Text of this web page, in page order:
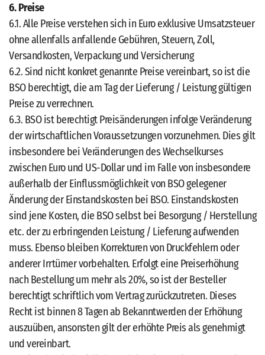
6. Preise
6.1. Alle Preise verstehen sich in Euro exklusive Umsatzsteuer
ohne allenfalls anfallende Gebühren, Steuern, Zoll,
Versandkosten, Verpackung und Versicherung
6.2. Sind nicht konkret genannte Preise vereinbart, so ist die
BSO berechtigt, die am Tag der Lieferung / Leistung gültigen
Preise zu verrechnen.
6.3. BSO ist berechtigt Preisänderungen infolge Veränderung
der wirtschaftlichen Voraussetzungen vorzunehmen. Dies gilt
insbesondere bei Veränderungen des Wechselkurses
zwischen Euro und US-Dollar und im Falle von insbesondere
außerhalb der Einflussmöglichkeit von BSO gelegener
Änderung der Einstandskosten bei BSO. Einstandskosten
sind jene Kosten, die BSO selbst bei Besorgung / Herstellung
etc. der zu erbringenden Leistung / Lieferung aufwenden
muss. Ebenso bleiben Korrekturen von Druckfehlern oder
anderer Irrtümer vorbehalten. Erfolgt eine Preiserhöhung
nach Bestellung um mehr als 20%, so ist der Besteller
berechtigt schriftlich vom Vertrag zurückzutreten. Dieses
Recht ist binnen 8 Tagen ab Bekanntwerden der Erhöhung
auszuüben, ansonsten gilt der erhöhte Preis als genehmigt
und vereinbart.